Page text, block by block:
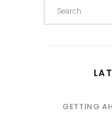
GETTING